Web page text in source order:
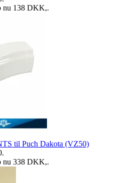
nu 138 DKK,.
til Puch Dakota (VZ50)
.
nu 338 DKK,.